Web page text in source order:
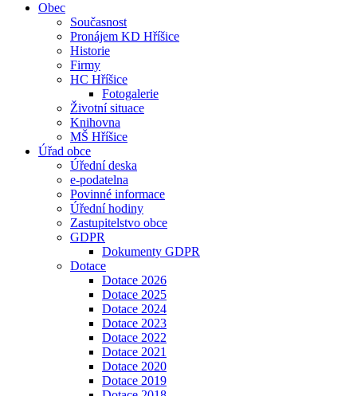
Obec
Současnost
Pronájem KD Hříšice
Historie
Firmy
HC Hříšice
Fotogalerie
Životní situace
Knihovna
MŠ Hříšice
Úřad obce
Úřední deska
e-podatelna
Povinné informace
Úřední hodiny
Zastupitelstvo obce
GDPR
Dokumenty GDPR
Dotace
Dotace 2026
Dotace 2025
Dotace 2024
Dotace 2023
Dotace 2022
Dotace 2021
Dotace 2020
Dotace 2019